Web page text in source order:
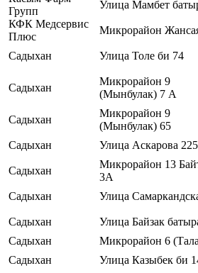
Групп
Улица Мамбет
КФК Медсервис
Плюс
Микрорайон
Садыхан
Улица Толе би 74
Садыхан
Микрорайон 9
(Мынбулак) 7 А
Садыхан
Микрорайон 9
(Мынбулак) 65
Садыхан
Улица Аскарова 225
Садыхан
Микрорайон 13
3А
Садыхан
Улица
Садыхан
Улица Байзак
Садыхан
Микрорайон 6
Садыхан
Улица Казыбек би